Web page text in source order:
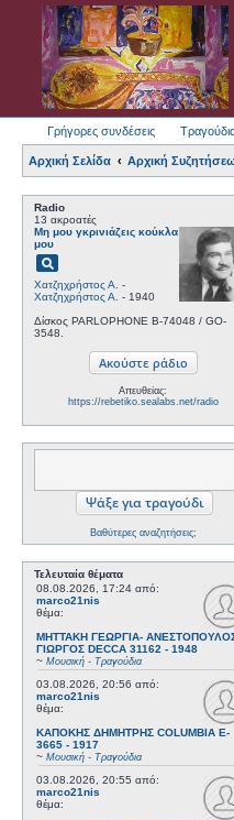
Γρήγορες συνδέσεις
Αρχική Σελίδα Αρχική
Radio
13 ακροατές
Μη μου γκρινιάζεις κούκλα
μου
pageview
Χατζηχρήστος Α.
-
Χατζηχρήστος Α.
- 1940
Δίσκος PARLOPHONE B-74048 / GO-
3548.
Απευθείας:
https://rebetiko.sealabs.net/radio
Βαθύτερες αναζητήσεις;
Τελευταία θέματα
08.08.2026, 17:24 από:
marco21nis
θέμα:
ΜΗΤΤΑΚΗ ΓΕΩΡΓΙΑ-
ΓΙΩΡΓΟΣ DECCA 31162 - 1948
~ Μουσική - Τραγούδια
03.08.2026, 20:56 από:
marco21nis
θέμα:
ΚΑΠΟΚΗΣ ΔΗΜΗΤΡΗΣ COLUMBIA E-
3665 - 1917
~ Μουσική - Τραγούδια
03.08.2026, 20:55 από:
marco21nis
θέμα: